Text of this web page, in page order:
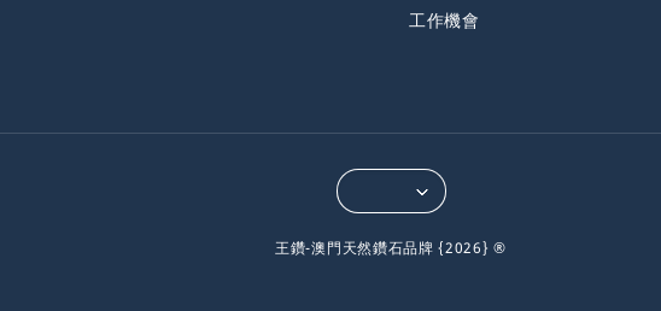
工作機會
王鑽-澳門天然鑽石品牌 {2026} ®